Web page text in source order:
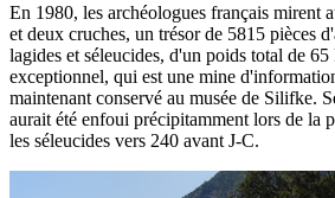
En 1980, les archéologues français mirent
et deux cruches, un trésor de 5815 pièces
lagides et séleucides, d'un poids total de
exceptionnel, qui est une mine
maintenant conservé au musée de Silifke.
aurait été enfoui précipitamment lors de la
les séleucides vers 240 avant J-C.